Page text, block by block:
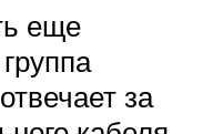
еще
за